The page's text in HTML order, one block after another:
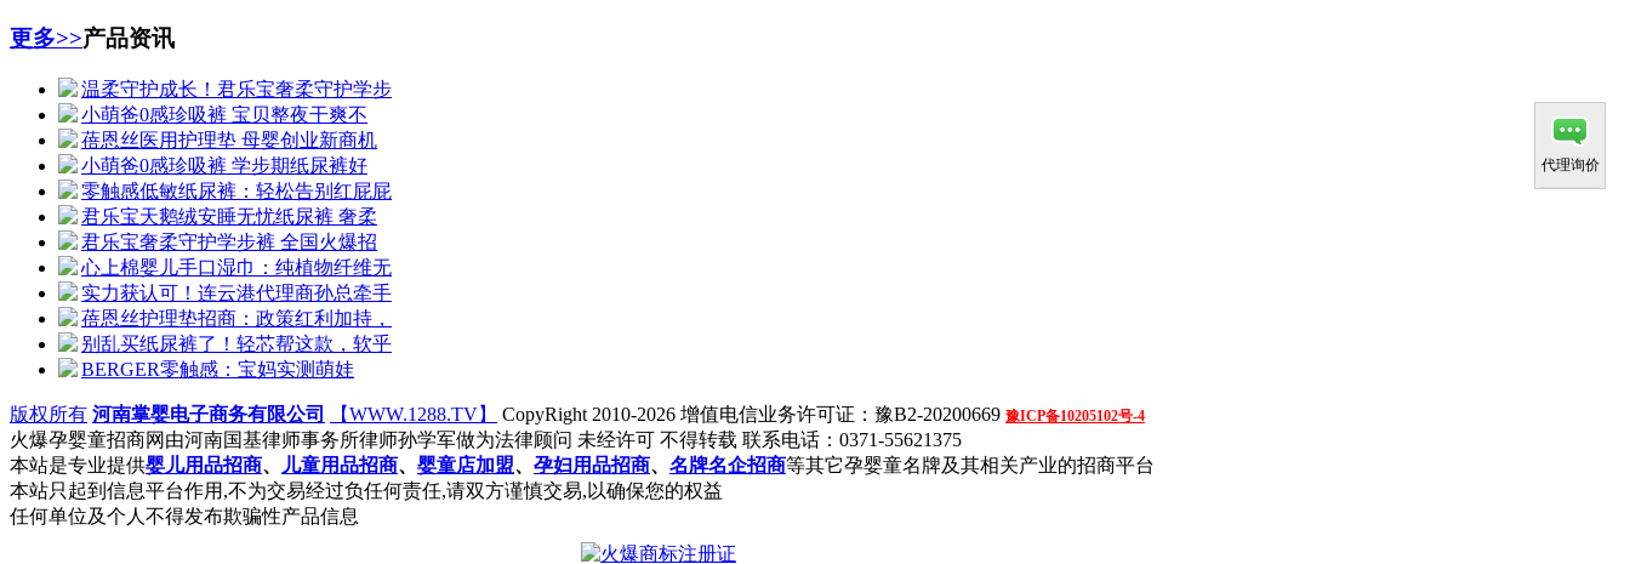
更多>>产品资讯
温柔守护成长！君乐宝奢柔守护学步
小萌爸0感珍吸裤 宝贝整夜干爽不
蓓恩丝医用护理垫 母婴创业新商机
小萌爸0感珍吸裤 学步期纸尿裤好
零触感低敏纸尿裤：轻松告别红屁屁
君乐宝天鹅绒安睡无忧纸尿裤 奢柔
君乐宝奢柔守护学步裤 全国火爆招
心上棉婴儿手口湿巾：纯植物纤维无
实力获认可！连云港代理商孙总牵手
蓓恩丝护理垫招商：政策红利加持，
别乱买纸尿裤了！轻芯帮这款，软乎
BERGER零触感：宝妈实测萌娃
版权所有 河南掌婴电子商务有限公司 【WWW.1288.TV】 CopyRight 2010-2026 增值电信业务许可证：豫B2-20200669 豫ICP备10205102号-4
火爆孕婴童招商网由河南国基律师事务所律师孙学军做为法律顾问 未经许可 不得转载 联系电话：0371-55621375
本站是专业提供婴儿用品招商、 儿童用品招商、 婴童店加盟、 孕妇用品招商、 名牌名企招商等其它孕婴童名牌及其相关产业的招商平台
本站只起到信息平台作用,不为交易经过负任何责任,请双方谨慎交易,以确保您的权益
任何单位及个人不得发布欺骗性产品信息
代理询价